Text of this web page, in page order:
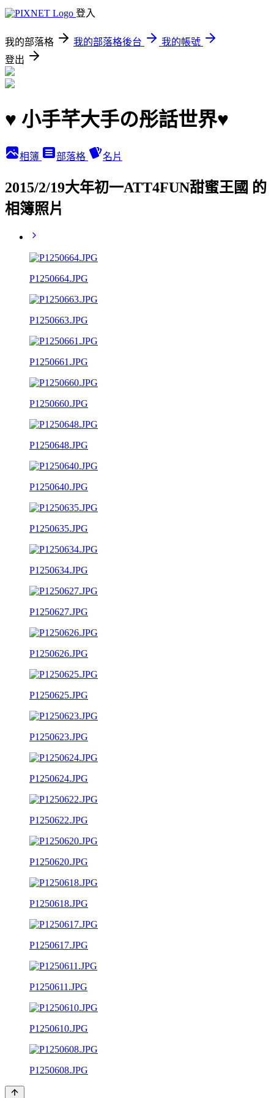
登入
我的部落格 我的部落格後台
我的帳號
登出
♥ 小手芊大手の彤話世界♥
相簿 部落格 名片
2015/2/19大年初一ATT4FUN甜蜜王國 的
相簿照片
P1250664.JPG
P1250663.JPG
P1250661.JPG
P1250660.JPG
P1250648.JPG
P1250640.JPG
P1250635.JPG
P1250634.JPG
P1250627.JPG
P1250626.JPG
P1250625.JPG
P1250623.JPG
P1250624.JPG
P1250622.JPG
P1250620.JPG
P1250618.JPG
P1250617.JPG
P1250611.JPG
P1250610.JPG
P1250608.JPG